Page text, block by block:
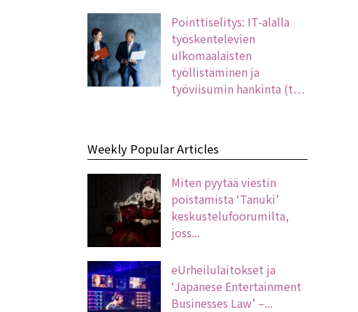
Pointtiselitys: IT-alalla
työskentelevien
ulkomaalaisten
työllistäminen ja
työviisumin hankinta (t…
Weekly Popular Articles
Miten pyytää viestin
poistamista ‘Tanuki’
keskustelufoorumilta,
joss...
eUrheilulaitokset ja
‘Japanese Entertainment
Businesses Law’ –...